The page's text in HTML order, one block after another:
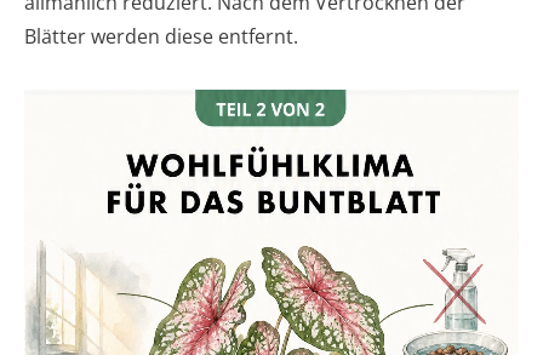
Blätter werden diese entfernt.